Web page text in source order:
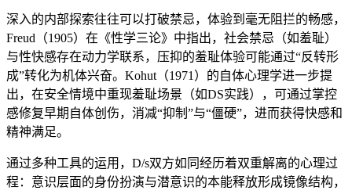
深入的内部探索往往可以打破禁忌，体验到毫无阻拦的畅感，
Freud（1905）在《性学三论》中指出，社会禁忌（如羞耻）
与性快感存在动力学联系，压抑的羞耻体验可能通过“反转形
成”转化为机体兴奋。Kohut（1971）的自体心理学进一步提
出，在安全情境中重现羞耻场景（如DS实践），可通过掌控
感修复早期自体创伤，消减“抑制”与“僵硬”，进而获得快感和
精神满足。
通过多种工具的运用，D/s双方如同经历着双重解离的心理过
程：意识层面的身份扮演与潜意识的本能释放形成镜像结构，